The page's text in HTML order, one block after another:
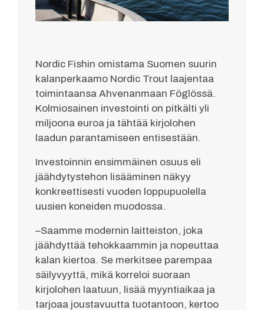
Nordic Fishin omistama Suomen suurin
kalanperkaamo Nordic Trout laajentaa
toimintaansa Ahvenanmaan Föglössä.
Kolmiosainen investointi on pitkälti yli
miljoona euroa ja tähtää kirjolohen
laadun parantamiseen entisestään.
Investoinnin ensimmäinen osuus eli
jäähdytystehon lisääminen näkyy
konkreettisesti vuoden loppupuolella
uusien koneiden muodossa.
–Saamme modernin laitteiston, joka
jäähdyttää tehokkaammin ja nopeuttaa
kalan kiertoa. Se merkitsee parempaa
säilyvyyttä, mikä korreloi suoraan
kirjolohen laatuun, lisää myyntiaikaa ja
tarjoaa joustavuutta tuotantoon, kertoo